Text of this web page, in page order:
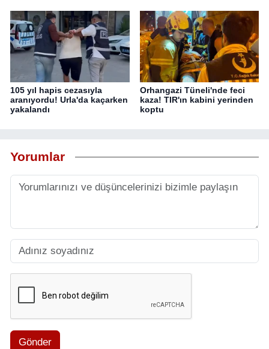
105 yıl hapis cezasıyla
aranıyordu! Urla'da kaçarken
yakalandı
Orhangazi Tüneli'nde feci
kaza! TIR'ın kabini yerinden
koptu
Yorumlar
Gönder